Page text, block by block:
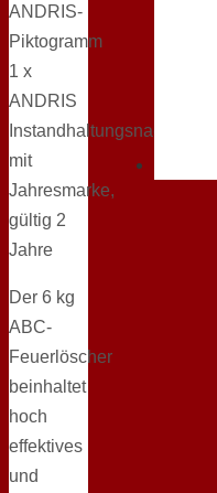
ANDRIS-
Piktogramm
1 x
ANDRIS
Instandhaltungsnachweis
mit
Jahresmarke,
gültig 2
Jahre
Der 6 kg
ABC-
Feuerlöscher
beinhaltet
hoch
effektives
und